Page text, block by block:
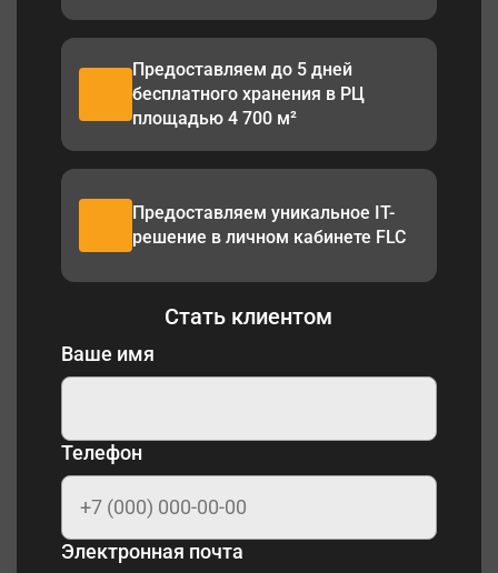
Стать клиентом
Ваше имя
Телефон
Электронная почта
Предоставляем до 5 дней
бесплатного хранения в РЦ
площадью 4 700 м²
Предоставляем уникальное IT-
решение в личном кабинете FLC